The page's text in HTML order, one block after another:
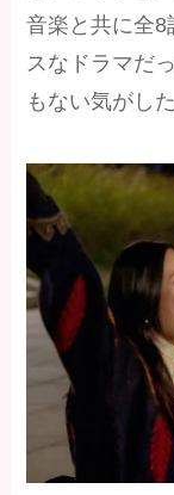
音楽と共に全8
スなドラマだ
もない気がした